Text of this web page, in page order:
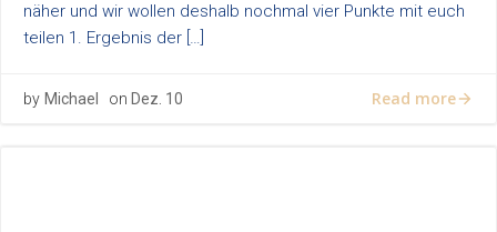
näher und wir wollen deshalb nochmal vier Punkte mit euch
teilen 1. Ergebnis der […]
by Michael on Dez. 10 Read more